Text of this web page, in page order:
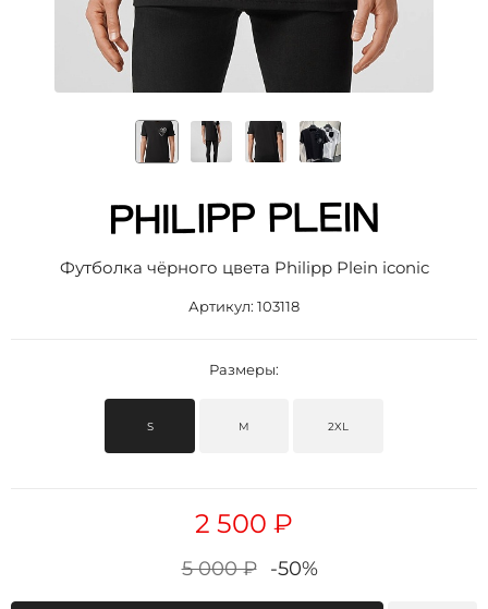
Футболка чёрного цвета Philipp Plein iconic
Артикул: 103118
Размеры:
S M 2XL
2 500 ₽
5 000 ₽ -50%